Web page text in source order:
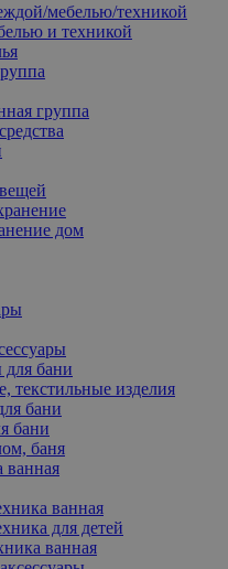
мебелью/техникой
и техникой
группа
дом
для бани
текстильные изделия
бани
бани
баня
ванная
ванная
для детей
ванная